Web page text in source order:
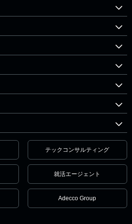
テックコンサルティング
就活エージェント
Adecco Group